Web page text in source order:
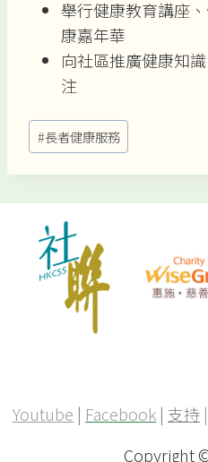
舉行健康教育講座
康嘉年華
向社區推廣健康知
注
Post
Tags:
#長者健康服務
Youtube | Facebook | 支持 |
Copyright